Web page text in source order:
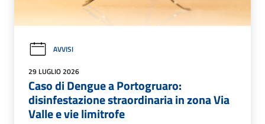
AVVISI
29 LUGLIO 2026
Caso di Dengue a Portogruaro:
disinfestazione straordinaria in zona Via
Valle e vie limitrofe